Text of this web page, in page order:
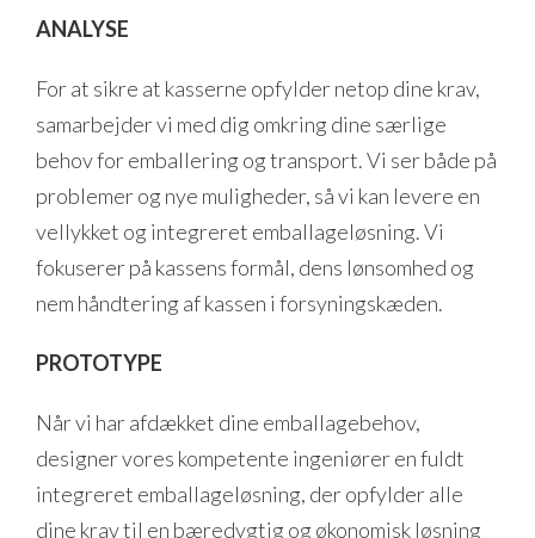
ANALYSE
For at sikre at kasserne opfylder netop dine krav,
samarbejder vi med dig omkring dine særlige
behov for emballering og transport. Vi ser både på
problemer og nye muligheder, så vi kan levere en
vellykket og integreret emballageløsning. Vi
fokuserer på kassens formål, dens lønsomhed og
nem håndtering af kassen i forsyningskæden.
PROTOTYPE
Når vi har afdækket dine emballagebehov,
designer vores kompetente ingeniører en fuldt
integreret emballageløsning, der opfylder alle
dine krav til en bæredygtig og økonomisk løsning